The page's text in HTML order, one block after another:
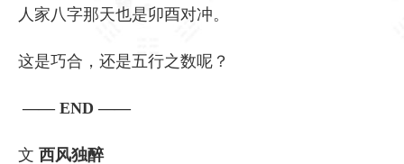
人家八字那天也是卯酉对冲。
这是巧合，还是五行之数呢？
—— END ——
文 西风独醉